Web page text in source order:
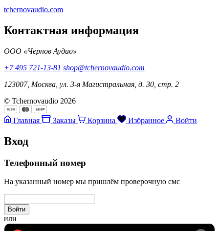
tchernovaudio.com
Контактная информация
ООО «Чернов Аудио»
+7 495 721-13-81 shop@tchernovaudio.com
123007, Москва, ул. 3-я Магистральная, д. 30, стр. 2
© Tchernovaudio 2026
Главная Заказы Корзина Избранное Войти
Вход
Телефонный номер
На указанный номер мы пришлём проверочную смс
Войти
или